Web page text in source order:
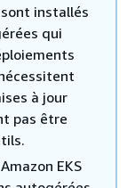
installés
qui
à jour
pas être
EKS